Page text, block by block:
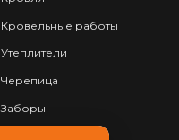
Кровельные работы
Утеплители
Черепица
Заборы